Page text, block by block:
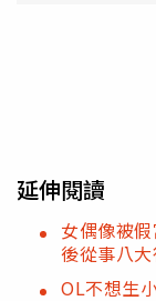
延伸閱讀
女偶像被
後從事八
OL不想生